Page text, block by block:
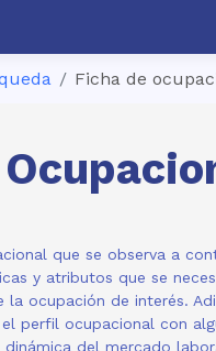
Ficha de
que se observa a
y atributos que se
la ocupación de interés.
perfil ocupacional con
dinámica del mercado